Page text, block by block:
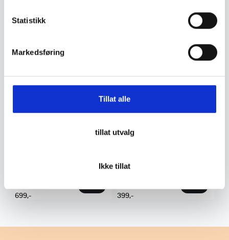
Statistikk
Markedsføring
Tillat alle
tillat utvalg
Ikke tillat
Booties
KUPP!
699,-
KUPP!
Sandal Dame
399,-